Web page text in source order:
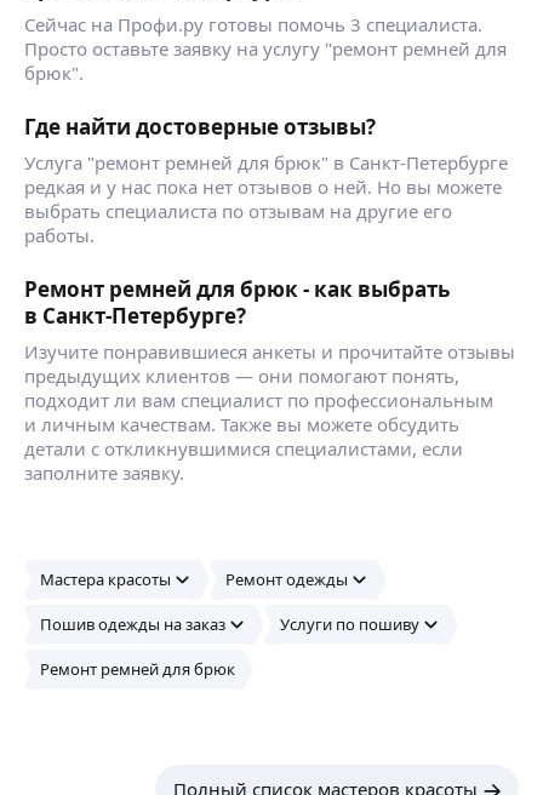
Сейчас на Профи.ру готовы помочь 3 специалиста.
Просто оставьте заявку на услугу "ремонт ремней для
брюк".
Где найти достоверные отзывы?
Услуга "ремонт ремней для брюк" в Санкт-Петербурге
редкая и у нас пока нет отзывов о ней. Но вы можете
выбрать специалиста по отзывам на другие его
работы.
Ремонт ремней для брюк - как выбрать
в Санкт-Петербурге?
Изучите понравившиеся анкеты и прочитайте отзывы
предыдущих клиентов — они помогают понять,
подходит ли вам специалист по профессиональным
и личным качествам. Также вы можете обсудить
детали с откликнувшимися специалистами, если
заполните заявку.
Мастера красоты Ремонт одежды
Пошив одежды на заказ Услуги по пошиву
Ремонт ремней для брюк
Полный список мастеров красоты